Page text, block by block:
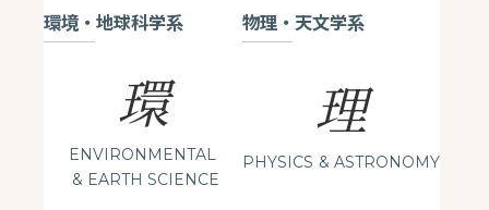
環境・地球科学系
環
ENVIRONMENTAL
& EARTH SCIENCE
物理・天文学系
理
PHYSICS & ASTRONOMY